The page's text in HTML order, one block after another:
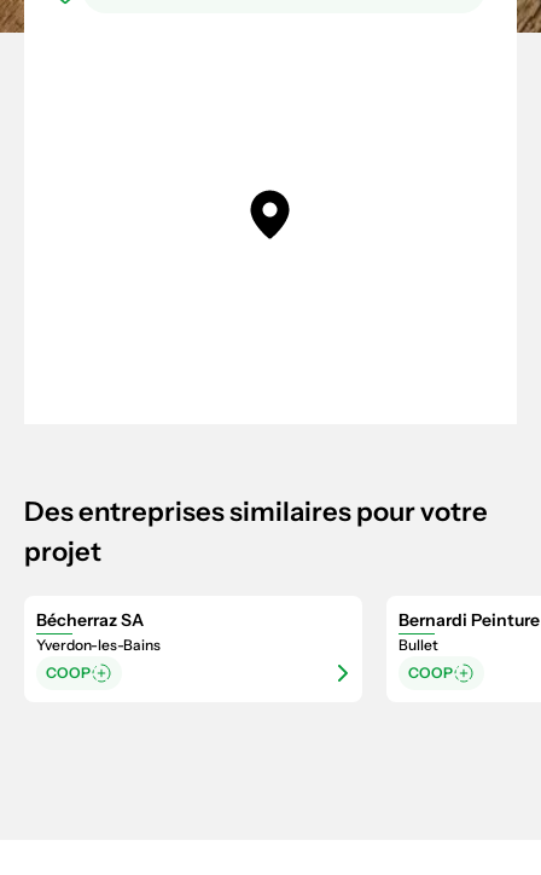
Des entreprises similaires pour votre
projet
Bécherraz SA
Yverdon-les-Bains
COOP
Bernardi
Bullet
COOP